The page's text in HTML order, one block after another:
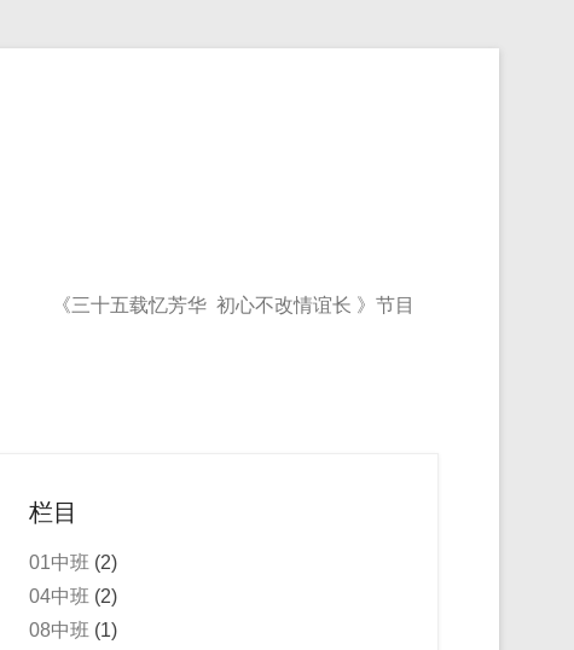
《三十五载忆芳华 初心不改情谊长 》节目
栏目
01中班 (2)
04中班 (2)
08中班 (1)